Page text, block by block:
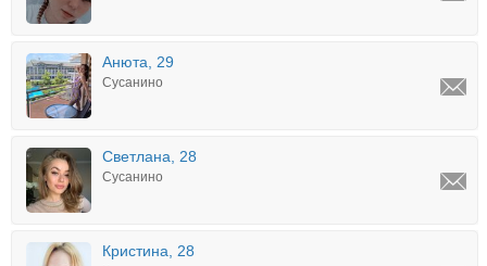
Анюта, 29
Сусанино
Светлана, 28
Сусанино
Кристина, 28